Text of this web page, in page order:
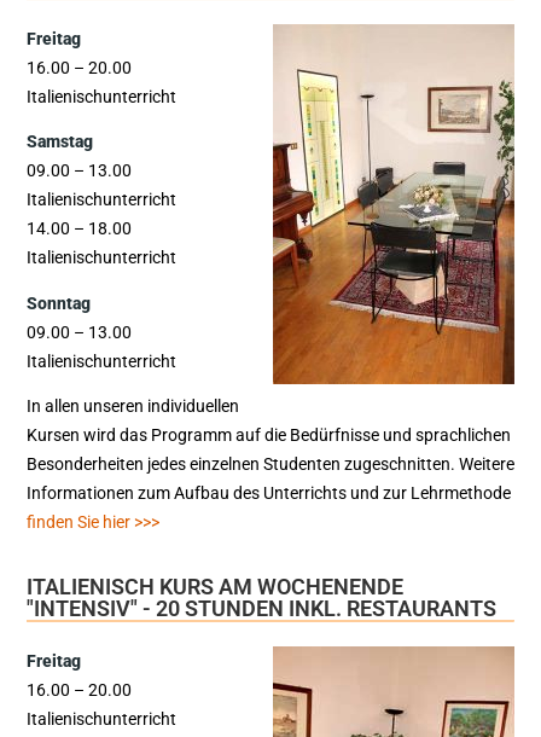
Freitag
16.00 – 20.00
Italienischunterricht
Samstag
09.00 – 13.00
Italienischunterricht
14.00 – 18.00
Italienischunterricht
Sonntag
09.00 – 13.00
Italienischunterricht
In allen unseren individuellen
Kursen wird das Programm auf die Bedürfnisse und sprachlichen
Besonderheiten jedes einzelnen Studenten zugeschnitten. Weitere
Informationen zum Aufbau des Unterrichts und zur Lehrmethode
finden Sie hier >>>
ITALIENISCH KURS AM WOCHENENDE
"INTENSIV" - 20 STUNDEN INKL. RESTAURANTS
Freitag
16.00 – 20.00
Italienischunterricht